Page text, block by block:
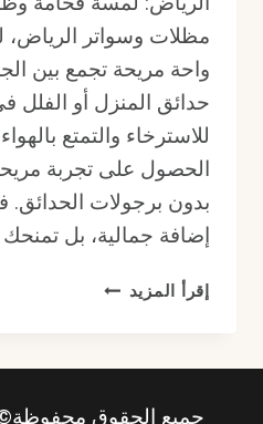
مظلات وسواتر الرياض،
واحة مريحة تجمع بين
حدائق المنزل أو الفلل
للاسترخاء والتمتع
الحصول على تجربة
بدون برجولات
إضافة جمالية، بل
إقرأ المزيد برجولات
لمسة
وظل
جميع الحقوق